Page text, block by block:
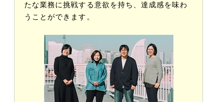
たな業務に挑戦する意欲を持ち、達成感を味わ
うことができます。